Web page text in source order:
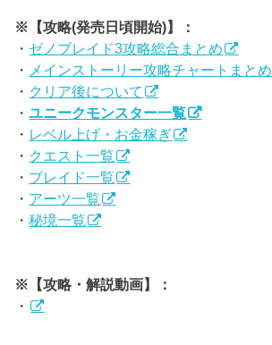
※【攻略(発売日頃開始)】：
・ ゼノブレイド3攻略総合まとめ
・ メインストーリー攻略チャートまとめ
・ クリア後について
・ユニークモンスター一覧
・ レベル上げ・お金稼ぎ
・ クエスト一覧
・ ブレイド一覧
・ アーツ一覧
・秘境一覧
※【攻略・解説動画】：
・